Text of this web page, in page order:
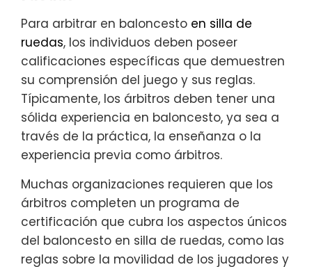
Para arbitrar en baloncesto en silla de
ruedas, los individuos deben poseer
calificaciones específicas que demuestren
su comprensión del juego y sus reglas.
Típicamente, los árbitros deben tener una
sólida experiencia en baloncesto, ya sea a
través de la práctica, la enseñanza o la
experiencia previa como árbitros.
Muchas organizaciones requieren que los
árbitros completen un programa de
certificación que cubra los aspectos únicos
del baloncesto en silla de ruedas, como las
reglas sobre la movilidad de los jugadores y